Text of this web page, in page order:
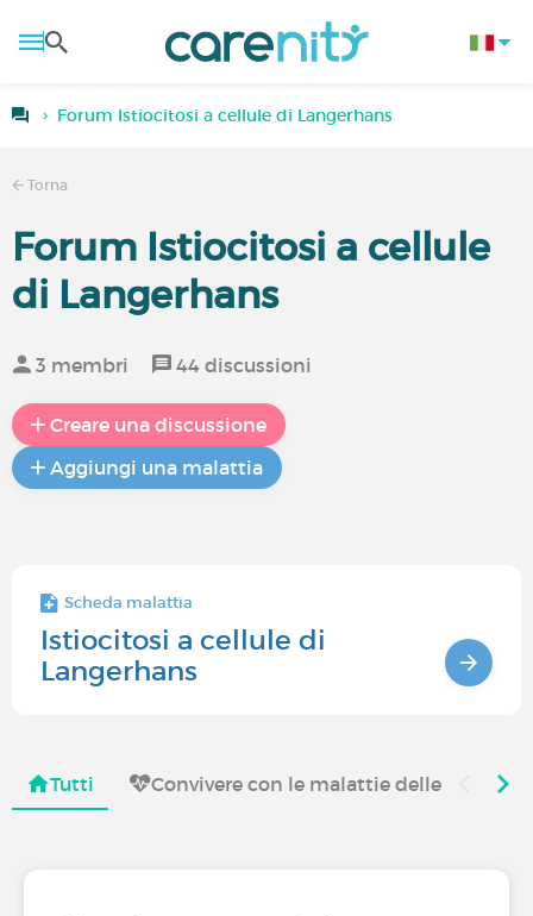
Forum Istiocitosi a cellule di Langerhans
Torna
Forum Istiocitosi a cellule
di Langerhans
3 membri 44 discussioni
Creare una discussione
Aggiungi una malattia
Scheda malattia
Istiocitosi a cellule di
Langerhans
Tutti Convivere con le malattie delle